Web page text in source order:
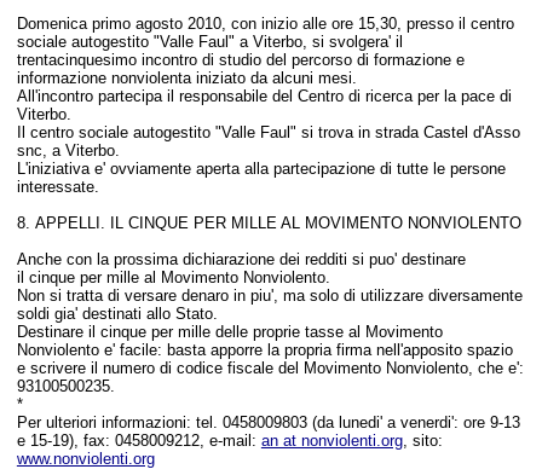
Domenica primo agosto 2010, con inizio alle ore 15,30, presso il centro
sociale autogestito "Valle Faul" a Viterbo, si svolgera' il
trentacinquesimo incontro di studio del percorso di formazione e
informazione nonviolenta iniziato da alcuni mesi.
All'incontro partecipa il responsabile del Centro di ricerca per la pace di
Viterbo.
Il centro sociale autogestito "Valle Faul" si trova in strada Castel d'Asso
snc, a Viterbo.
L'iniziativa e' ovviamente aperta alla partecipazione di tutte le persone
interessate.
8. APPELLI. IL CINQUE PER MILLE AL MOVIMENTO NONVIOLENTO
Anche con la prossima dichiarazione dei redditi si puo' destinare
il cinque per mille al Movimento Nonviolento.
Non si tratta di versare denaro in piu', ma solo di utilizzare diversamente
soldi gia' destinati allo Stato.
Destinare il cinque per mille delle proprie tasse al Movimento
Nonviolento e' facile: basta apporre la propria firmanell'apposito spazio
e scrivereil numero di codice fiscale del Movimento Nonviolento, che e':
93100500235.
*
Per ulteriori informazioni: tel. 0458009803 (da lunedi' a venerdi': ore 9-13
e 15-19), fax: 0458009212, e-mail: an at nonviolenti.org, sito:
www.nonviolenti.org